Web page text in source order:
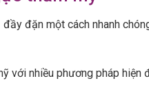
đặn một cách nhanh
với nhiều phương pháp hiện